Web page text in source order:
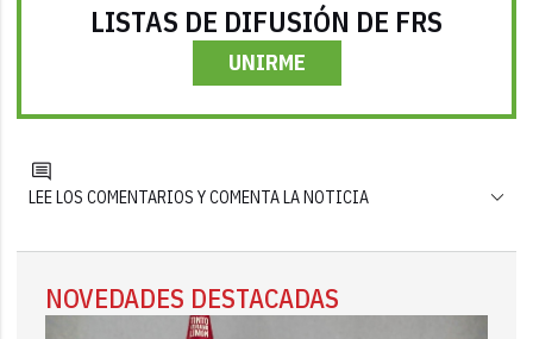
LISTAS DE DIFUSIÓN DE FRS
UNIRME
LEE LOS COMENTARIOS Y COMENTA LA NOTICIA
NOVEDADES DESTACADAS